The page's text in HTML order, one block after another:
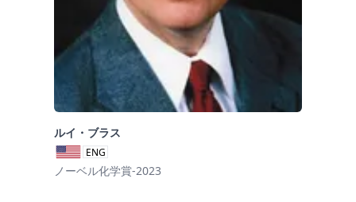
ルイ・ブラス
ENG
ノーベル化学賞-2023